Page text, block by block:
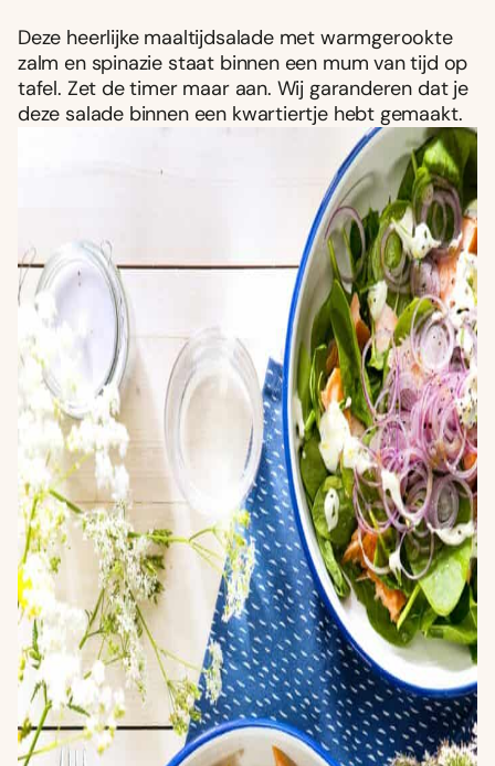
Deze heerlijke maaltijdsalade met warmgerookte
zalm en spinazie staat binnen een mum van tijd op
tafel. Zet de timer maar aan. Wij garanderen dat je
deze salade binnen een kwartiertje hebt gemaakt.